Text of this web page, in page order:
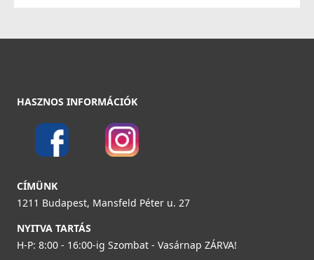
Részletek
ELLECI - Gránit mosogatótálca Time 102 G40 fekete
LG210240BKM
Részletek
Részletek
ELLECI - Csaptelep Shell Plus (C02) Króm
54 990 Ft
HASZNOS INFORMÁCIÓK
CÍMÜNK
1211 Budapest, Mansfeld Péter u. 27
NYITVA TARTÁS
H-P: 8:00 - 16:00-ig Szombat - Vasárnap ZÁRVA!